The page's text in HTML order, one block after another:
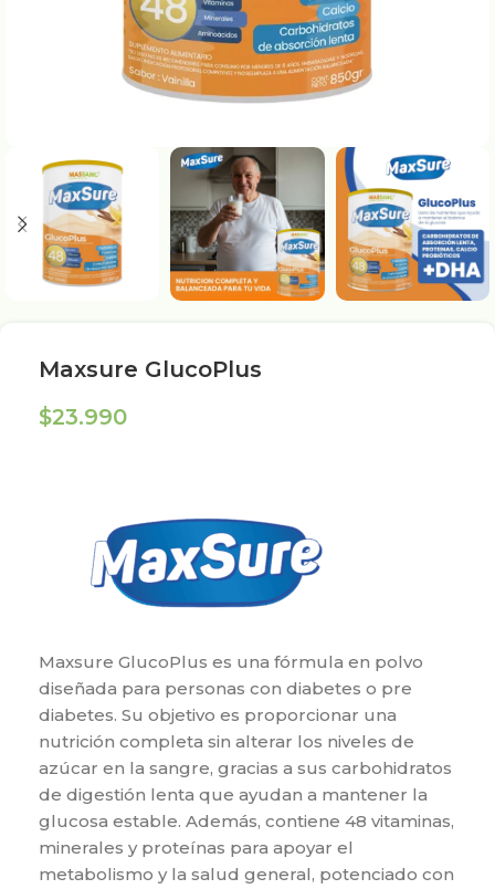
Maxsure GlucoPlus
$23.990
Maxsure GlucoPlus es una fórmula en polvo
diseñada para personas con diabetes o pre
diabetes. Su objetivo es proporcionar una
nutrición completa sin alterar los niveles de
azúcar en la sangre, gracias a sus carbohidratos
de digestión lenta que ayudan a mantener la
glucosa estable. Además, contiene 48 vitaminas,
minerales y proteínas para apoyar el
metabolismo y la salud general, potenciado con